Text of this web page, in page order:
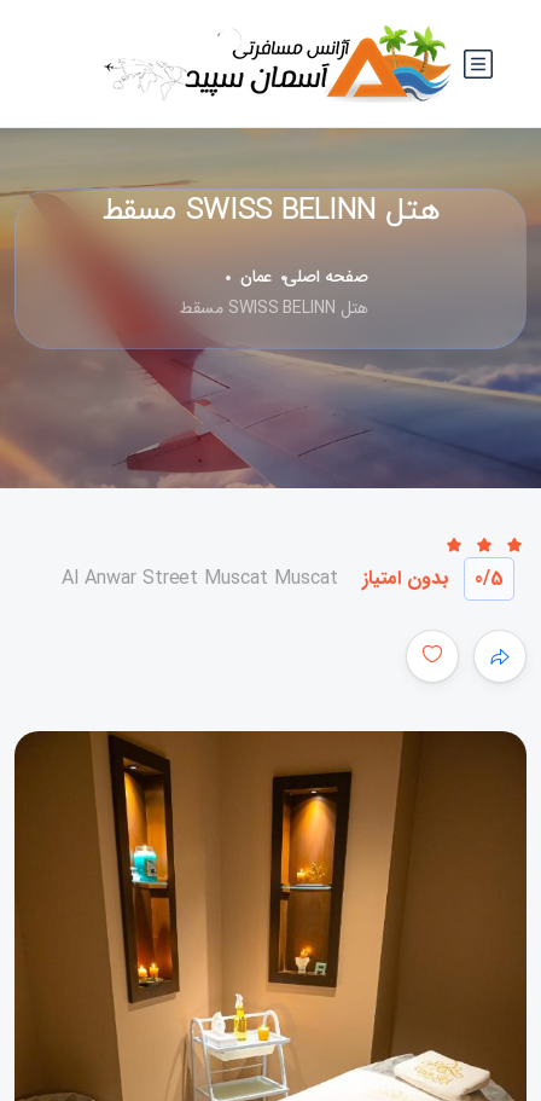
هتل SWISS BELINN مسقط
صفحه اصلی عمان
هتل SWISS BELINN مسقط
0/5 بدون امتیاز Al Anwar Street Muscat Muscat